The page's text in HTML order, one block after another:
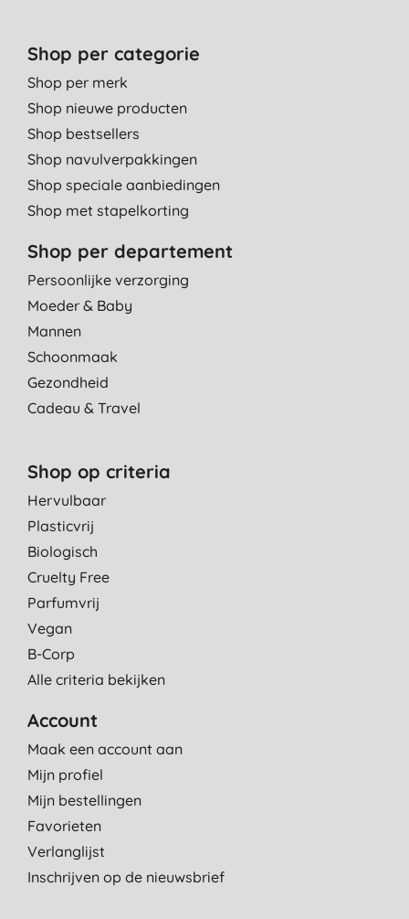
Shop per categorie
Shop per merk
Shop nieuwe producten
Shop bestsellers
Shop navulverpakkingen
Shop speciale aanbiedingen
Shop met stapelkorting
Shop per departement
Persoonlijke verzorging
Moeder & Baby
Mannen
Schoonmaak
Gezondheid
Cadeau & Travel
Shop op criteria
Hervulbaar
Plasticvrij
Biologisch
Cruelty Free
Parfumvrij
Vegan
B-Corp
Alle criteria bekijken
Account
Maak een account aan
Mijn profiel
Mijn bestellingen
Favorieten
Verlanglijst
Inschrijven op de nieuwsbrief